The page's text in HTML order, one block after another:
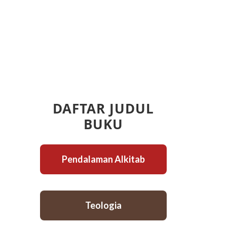
DAFTAR JUDUL
BUKU
Pendalaman Alkitab
Teologia